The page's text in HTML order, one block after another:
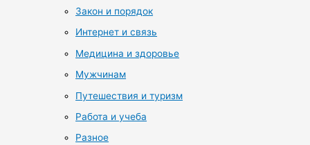
Закон и порядок
Интернет и связь
Медицина и здоровье
Мужчинам
Путешествия и туризм
Работа и учеба
Разное